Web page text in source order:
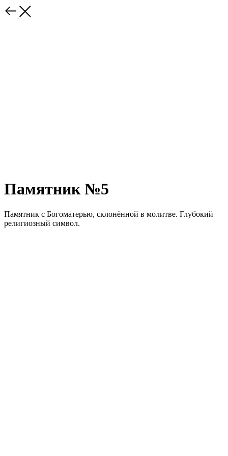
Памятник №5
Памятник с Богоматерью, склонённой в молитве. Глубокий
религиозный символ.